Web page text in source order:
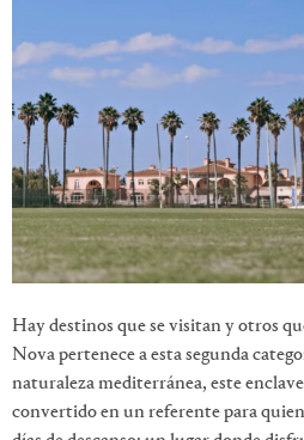
Hay destinos que se visitan y otros
Nova pertenece a esta segunda
naturaleza mediterránea, este
convertido en un referente para